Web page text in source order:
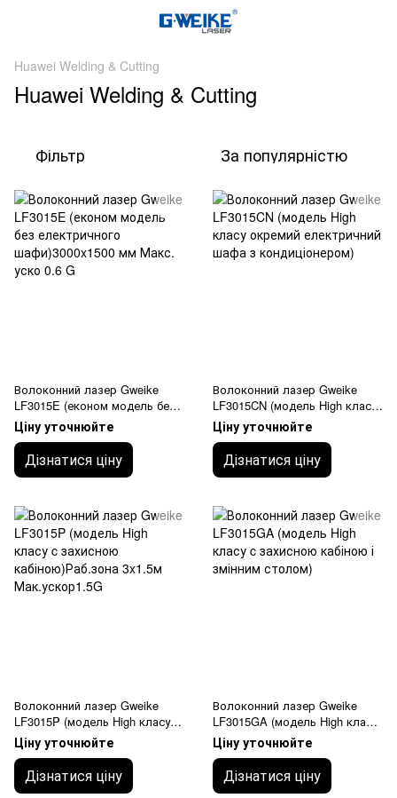
Huawei Welding & Cutting
Huawei Welding & Cutting
Фільтр За популярністю
Волоконний лазер Gweike
LF3015E (економ модель без
електричного шафи)3000x1500
мм Макс. уско 0.6 G
Ціну уточнюйте
Дізнатися ціну
Волоконний лазер Gweike
LF3015CN (модель High класу
окремий електричний шафа з
кондиціонером)
Ціну уточнюйте
Дізнатися ціну
Волоконний лазер Gweike
LF3015P (модель High класу c
захисною кабіною)Раб.зона
3x1.5м Мак.ускор1.5G
Ціну уточнюйте
Дізнатися ціну
Волоконний лазер Gweike
LF3015GA (модель High класу
c захисною кабіною і змінним
столом)
Ціну уточнюйте
Дізнатися ціну